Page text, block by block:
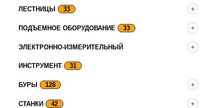
ЛЕСТНИЦЫ 33
ПОДЪЕМНОЕ ОБОРУДОВАНИЕ 33
ЭЛЕКТРОННО-ИЗМЕРИТЕЛЬНЫЙ
ИНСТРУМЕНТ 31
БУРЫ 128
СТАНКИ 42